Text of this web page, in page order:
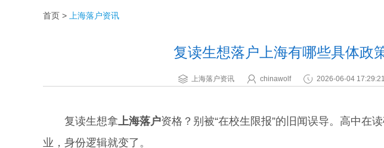
首页 > 上海落户资讯
复读生想落户上海有哪些具体政
上海落户资讯 chinawolf 2026-06-04 17:29:21
复读生想拿上海落户资格？别被“在校生限报”的旧闻误导。高中在
业，身份逻辑就变了。